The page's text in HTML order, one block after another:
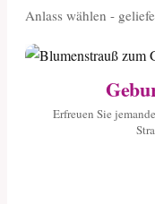
Anlass wählen -
Erfreuen Sie